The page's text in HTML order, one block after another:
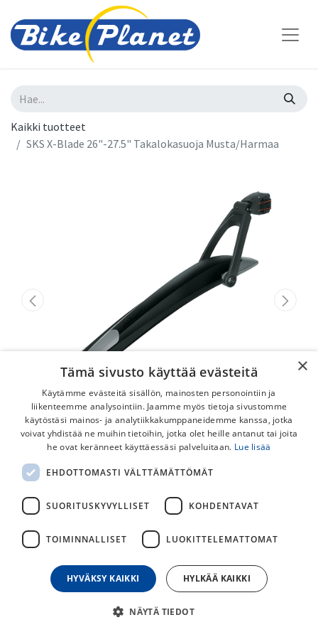
Kaikki tuotteet
SKS X-Blade 26"-27.5" Takalokasuoja Musta/Harmaa
SKS X-Blade 26"-27.5" Takalokasuoja
Musta/Harmaa
pikakiinnityksellä.
SKS X-Blade maastopyörän lokasuoja. Se kiinnittyy kätevästi
satulaputkeen ja sen saa irti tarvittaessa nopeasti.
×
Tämä sivusto käyttää evästeitä
Käytämme evästeitä sisällön, mainosten personointiin ja
liikenteemme analysointiin. Jaamme myös tietoja sivustomme
käytöstäsi mainos- ja analytiikkakumppaneidemme kanssa, jotka
voivat yhdistää ne muihin tietoihin, jotka olet heille antanut tai joita
he ovat keränneet käyttäessäsi palveluitaan. Lue lisää
EHDOTTOMASTI VÄLTTÄMÄTTÖMÄT
SUORITUSKYVYLLISET KOHDENTAVAT
TOIMINNALLISET LUOKITTELEMATTOMAT
HYVÄKSY KAIKKI HYLKÄÄ KAIKKI
NÄYTÄ TIEDOT